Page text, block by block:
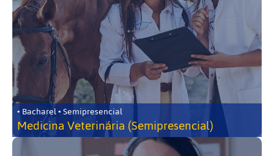
• Bacharel • Semipresencial
Medicina Veterinária (Semipresencial)